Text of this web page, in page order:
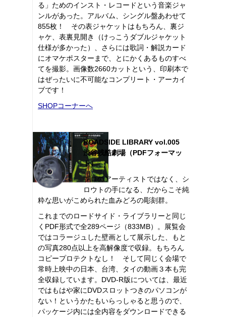
る」ためのインスト・レコードという音楽ジャ
ンルがあった。アルバム、シングル盤あわせて
855枚！ その表ジャケットはもちろん、裏ジ
ャケ、表裏見開き（けっこうダブルジャケット
仕様が多かった）、さらには歌詞・解説カード
にオマケポスターまで、とにかくあるものすべ
てを撮影。画像数2660カットという、印刷本で
はぜったいに不可能なコンプリート・アーカイ
ブです！
SHOPコーナーへ
ROADSIDE LIBRARY vol.005
渋谷残酷劇場（PDFフォーマッ
ト）
プロのアーティストではなく、シ
ロウトの手になる、だからこそ純
粋な思いがこめられた血みどろの彫刻群。
これまでのロードサイド・ライブラリーと同じ
くPDF形式で全289ページ（833MB）。展覧会
ではコラージュした壁画として展示した、もと
の写真280点以上を高解像度で収録。もちろん
コピープロテクトなし！ そして同じく会場で
常時上映中の日本、台湾、タイの動画３本も完
全収録しています。DVD-R版については、最近
ではもはや家にDVDスロットつきのパソコンが
ない！というかたもいらっしゃると思うので、
パッケージ内には全内容をダウンロードできる